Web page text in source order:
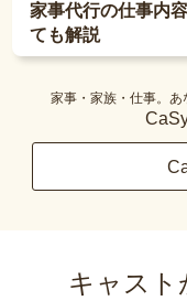
家事代行の仕事内
ても解説
家事・家族・仕事。あ
キャスト